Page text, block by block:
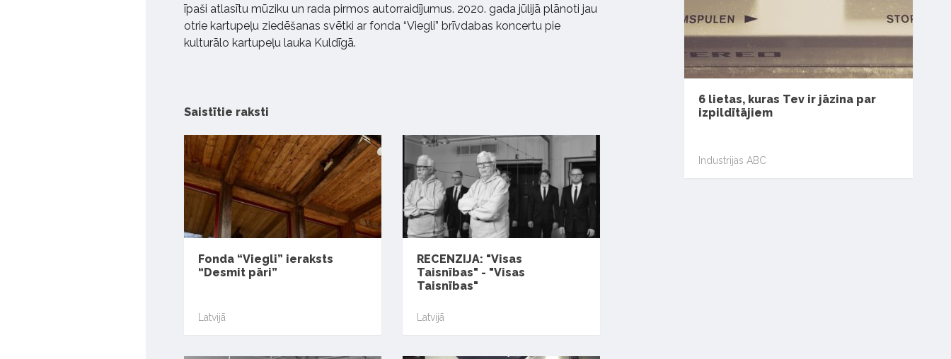
īpaši atlasītu mūziku un rada pirmos autorraidījumus. 2020. gada jūlijā plānoti jau
otrie kartupeļu ziedēšanas svētki ar fonda “Viegli” brīvdabas koncertu pie
kulturālo kartupeļu lauka Kuldīgā.
Saistītie raksti
Fonda “Viegli” ieraksts
“Desmit pāri”
Latvijā
RECENZIJA: "Visas
Taisnības" - "Visas
Taisnības"
Latvijā
6 lietas, kuras Tev ir jāzina par
izpildītājiem
Industrijas ABC